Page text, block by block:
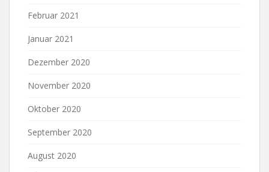
Februar 2021
Januar 2021
Dezember 2020
November 2020
Oktober 2020
September 2020
August 2020